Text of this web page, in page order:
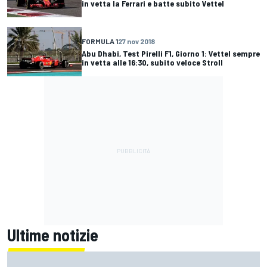
in vetta la Ferrari e batte subito Vettel
FORMULA 127 nov 2018
Abu Dhabi, Test Pirelli F1, Giorno 1: Vettel sempre
in vetta alle 16:30, subito veloce Stroll
Ultime notizie